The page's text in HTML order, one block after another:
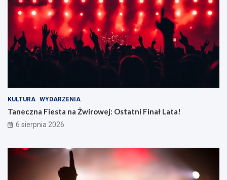
KULTURA WYDARZENIA
Taneczna Fiesta na Żwirowej: Ostatni Finał Lata!
6 sierpnia 2026